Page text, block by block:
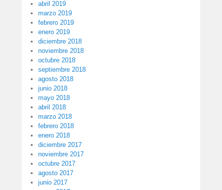
abril 2019
marzo 2019
febrero 2019
enero 2019
diciembre 2018
noviembre 2018
octubre 2018
septiembre 2018
agosto 2018
junio 2018
mayo 2018
abril 2018
marzo 2018
febrero 2018
enero 2018
diciembre 2017
noviembre 2017
octubre 2017
agosto 2017
junio 2017